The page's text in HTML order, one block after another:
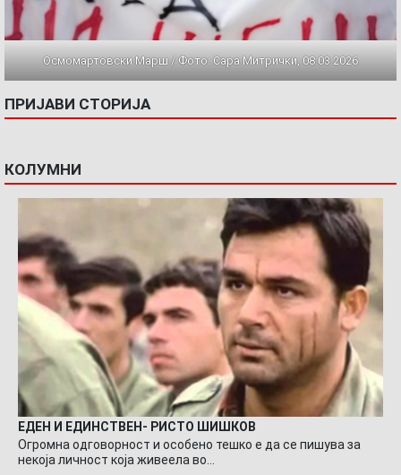
Осмомартовски Марш / Фото: Сара Митрички, 08.03.2026
ПРИЈАВИ СТОРИЈА
КОЛУМНИ
ЕДЕН И ЕДИНСТВЕН- РИСТО ШИШКОВ
Огромна одговорност и особено тешко е да се пишува за
некоја личност која живеела во…